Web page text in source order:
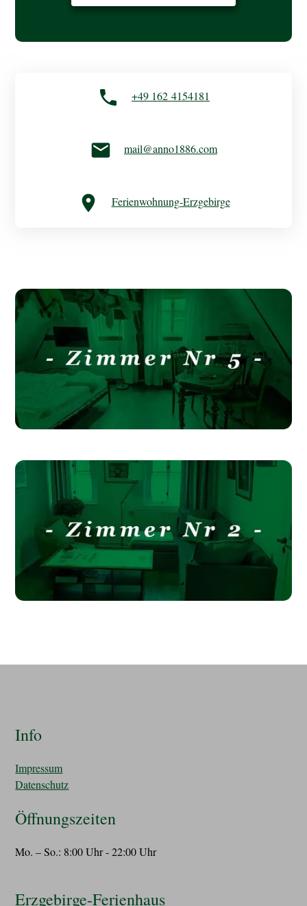
+49 162 4154181
mail@anno1886.com
Ferienwohnung-Erzgebirge
Info
Impressum
Datenschutz
Öffnungszeiten
Mo. – So.: 8:00 Uhr - 22:00 Uhr
Erzgebirge-Ferienhaus